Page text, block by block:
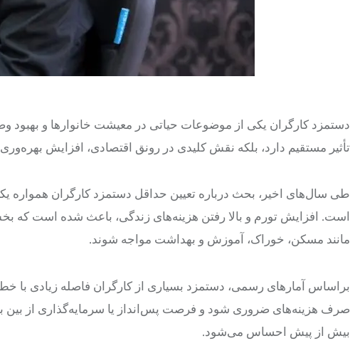
دستمزد کارگران یکی از موضوعات حیاتی در معیشت خانوارها و بهبود
تأثیر مستقیم دارد، بلکه نقش کلیدی در رونق اقتصادی، افزایش
طی سال‌های اخیر، بحث درباره تعیین حداقل دستمزد کارگران همواره
است. افزایش تورم و بالا رفتن هزینه‌های زندگی، باعث شده است که
مانند مسکن، خوراک، آموزش و بهداشت مواجه شوند.
براساس آمارهای رسمی، دستمزد بسیاری از کارگران فاصله زیادی با
صرف هزینه‌های ضروری شود و فرصت پس‌انداز یا سرمایه‌گذاری از بین
بیش از پیش احساس می‌شود.